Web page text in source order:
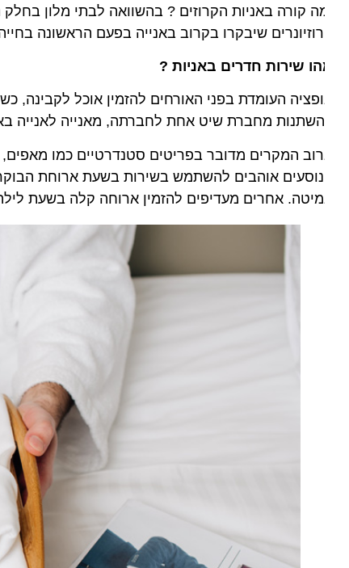
קורה באניות הקרוזים ? בהשוואה לבתי מלון בחלק
שיבקרו בקרוב באנייה בפעם הראשונה
שירות חדרים באניות ?
העומדת בפני האורחים להזמין אוכל לקבינה,
מחברת שיט אחת לחברתה, מאנייה לאנייה
המקרים מדובר בפריטים סטנדרטיים כמו מאפים,
אוהבים להשתמש בשירות בשעת ארוחת הבוקר
אחרים מעדיפים להזמין ארוחה קלה בשעת לילה